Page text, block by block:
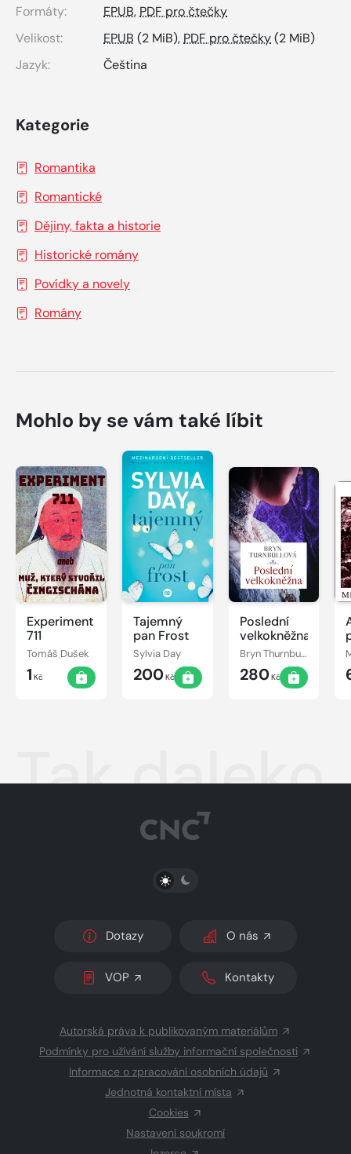
Formáty:
EPUB, PDF pro čtečky
Velikost:
EPUB (2 MiB), PDF pro čtečky(2 MiB)
Jazyk:
Čeština
Kategorie
Romantika
Romantické
Dějiny, fakta a historie
Historické romány
Povídky a novely
Romány
Mohlo by se vám také líbit
Experiment
711
Tomáš Dušek
1 Kč
Tajemný
pan Frost
Sylvia Day
200Kč
Poslední
velkokněžna
Bryn Thurnbullová
280Kč
Tak daleko
PŘEPNOUT SVĚTLÝ/TMAVÝ REŽIM
Dotazy O nás
VOP Kontakty
Autorská práva k publikovaným materiálům
Podmínky pro užívání služby informační společnosti
Informace o zpracování osobních údajů
Jednotná kontaktní místa
Cookies
Nastavení soukromí